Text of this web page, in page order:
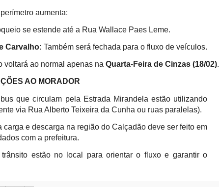
aumenta:
se estende até a Rua Wallace Paes Leme.
Carvalho: Também será fechada para o fluxo de veículos.
voltará ao normal apenas na Quarta-Feira de Cinzas (18/02).
MORADOR
que circulam pela Estrada Mirandela estão utilizando
via Rua Alberto Teixeira da Cunha ou ruas paralelas).
carga e descarga na região do Calçadão deve ser feito em
com a prefeitura.
estão no local para orientar o fluxo e garantir o